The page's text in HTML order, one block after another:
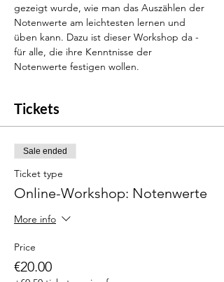
gezeigt wurde, wie man das Auszählen der
Notenwerte am leichtesten lernen und
üben kann. Dazu ist dieser Workshop da -
für alle, die ihre Kenntnisse der
Notenwerte festigen wollen.
Tickets
Sale ended
Ticket type
Online-Workshop: Notenwerte
More info
Price
€20.00